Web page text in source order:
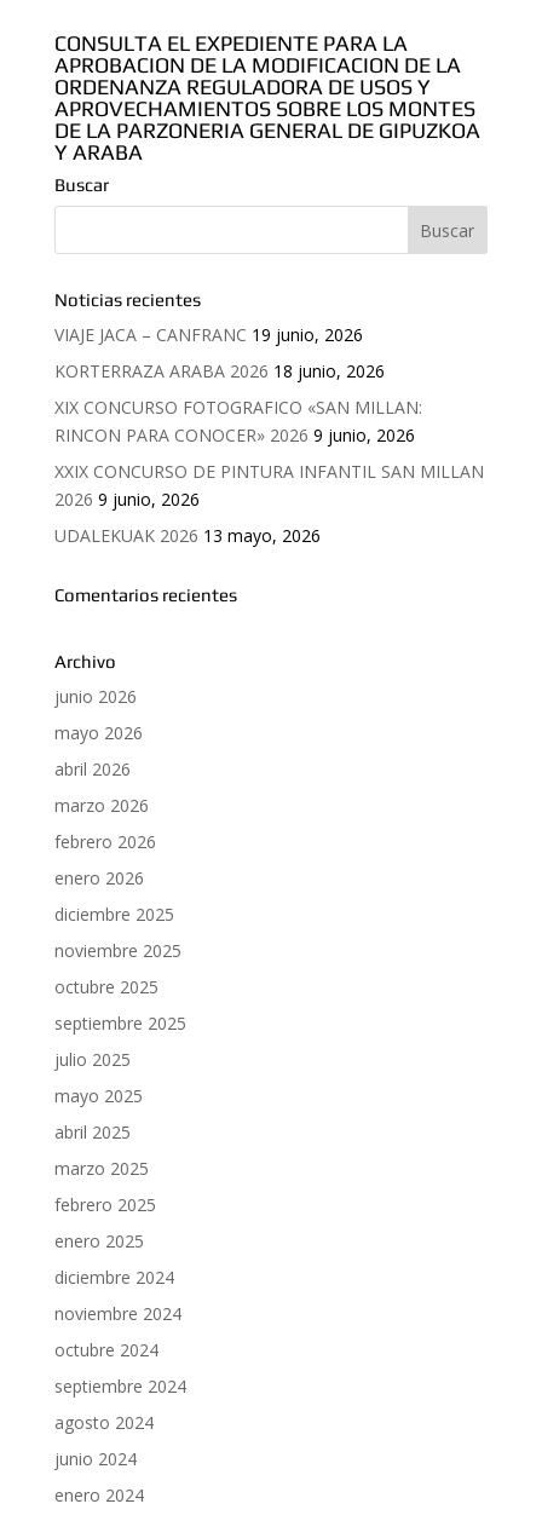
CONSULTA EL EXPEDIENTE PARA LA
APROBACION DE LA MODIFICACION DE LA
ORDENANZA REGULADORA DE USOS Y
APROVECHAMIENTOS SOBRE LOS MONTES
DE LA PARZONERIA GENERAL DE GIPUZKOA
Y ARABA
Buscar
Noticias recientes
VIAJE JACA – CANFRANC 19 junio, 2026
KORTERRAZA ARABA 2026 18 junio, 2026
XIX CONCURSO FOTOGRAFICO «SAN MILLAN:
RINCON PARA CONOCER» 2026 9 junio, 2026
XXIX CONCURSO DE PINTURA INFANTIL SAN MILLAN
2026 9 junio, 2026
UDALEKUAK 2026 13 mayo, 2026
Comentarios recientes
Archivo
junio 2026
mayo 2026
abril 2026
marzo 2026
febrero 2026
enero 2026
diciembre 2025
noviembre 2025
octubre 2025
septiembre 2025
julio 2025
mayo 2025
abril 2025
marzo 2025
febrero 2025
enero 2025
diciembre 2024
noviembre 2024
octubre 2024
septiembre 2024
agosto 2024
junio 2024
enero 2024